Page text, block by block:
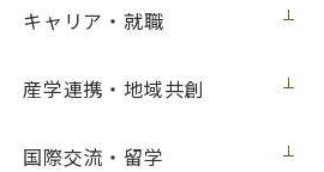
キャリア・就職
産学連携・地域共創
国際交流・留学